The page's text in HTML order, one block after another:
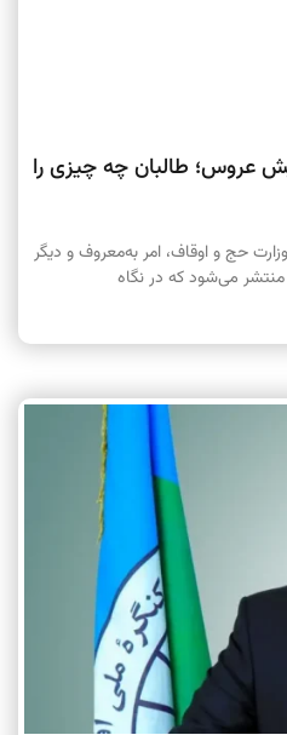
عروس؛ طالبان چه چیزی را
حج و اوقاف، امر به‌معروف و دیگر
می‌شود که در نگاه